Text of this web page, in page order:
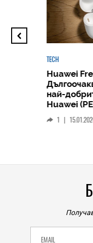
TECH
Huawei
най-
Huawei
1 15.01.2026